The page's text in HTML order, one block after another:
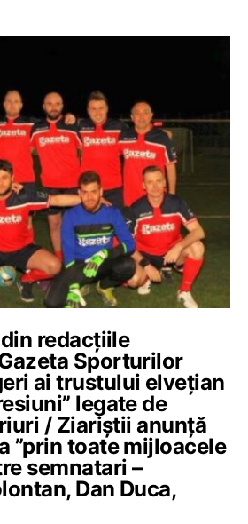
redacțiile
Sporturilor
ai trustului elvețian
legate de
/ Ziariștii anunță
”prin toate mijloacele
semnatari –
Dan Duca,